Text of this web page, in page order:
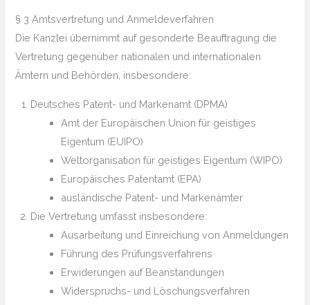
§ 3 Amtsvertretung und Anmeldeverfahren
Die Kanzlei übernimmt auf gesonderte Beauftragung die
Vertretung gegenüber nationalen und internationalen
Ämtern und Behörden, insbesondere:
Deutsches Patent- und Markenamt (DPMA)
Amt der Europäischen Union für geistiges
Eigentum (EUIPO)
Weltorganisation für geistiges Eigentum (WIPO)
Europäisches Patentamt (EPA)
ausländische Patent- und Markenämter
Die Vertretung umfasst insbesondere:
Ausarbeitung und Einreichung von Anmeldungen
Führung des Prüfungsverfahrens
Erwiderungen auf Beanstandungen
Widerspruchs- und Löschungsverfahren